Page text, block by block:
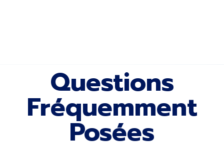
Questions
Fréquemment
Posées